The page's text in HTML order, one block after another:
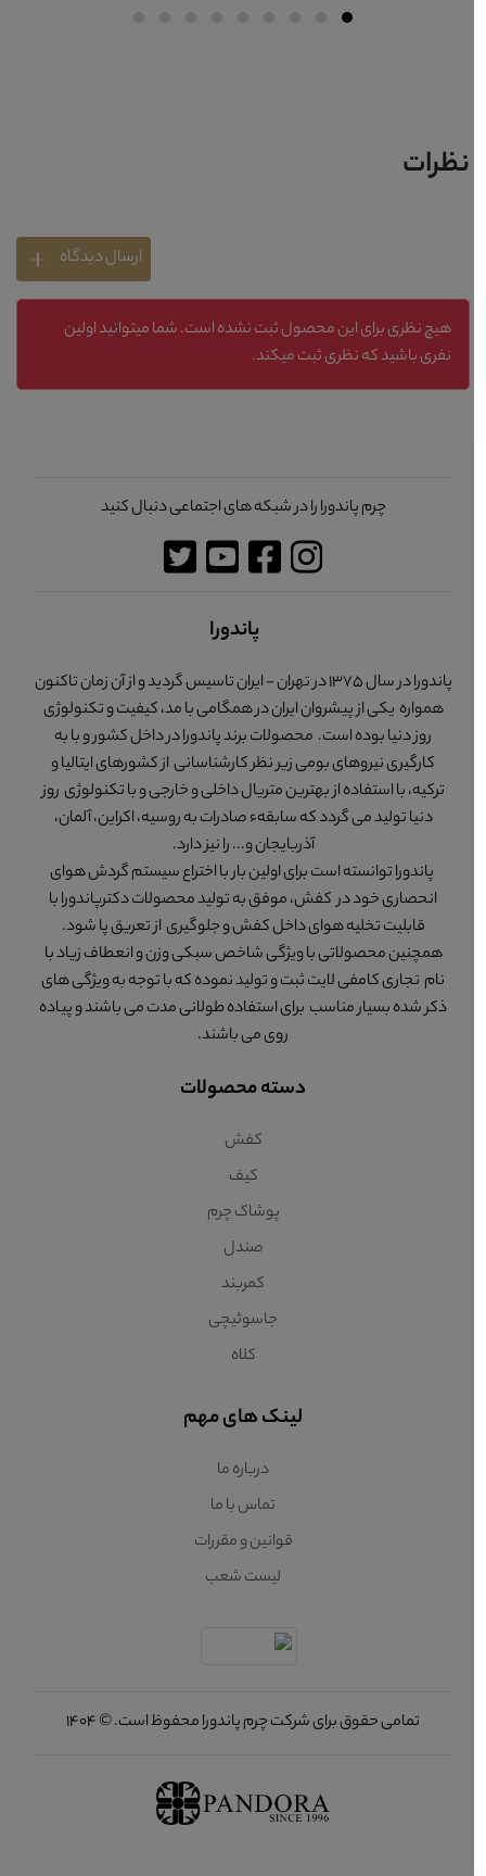
نظرات
ارسال دیدگاه
هیچ نظری برای این محصول ثبت نشده است. شما میتوانید اولین
نفری باشید که نظری ثبت میکند.
چرم پاندورا را در شبکه های اجتماعی دنبال کنید
پاندورا
پاندورا در سال 1375 در تهران - ایران تاسیس گردید و از آن زمان تاکنون
همواره یکی از پیشروان ایران در همگامی با مد، کیفیت و تکنولوژی
روز دنیا بوده است. محصولات برند پاندورا در داخل کشور و با به
کارگیری نیروهای بومی زیر نظر کارشناسانی از کشورهای ایتالیا و
ترکیه، با استفاده از بهترین متریال داخلی و خارجی و با تکنولوژی روز
دنیا تولید می گردد که سابقهء صادرات به روسیه، اکراین، آلمان،
آذربایجان و... را نیز دارد.
پاندورا توانسته است برای اولین بار با اختراع سیستم گردش هوای
انحصاری خود در کفش، موفق به تولید محصولات دکترپاندورا با
قابلیت تخلیه هوای داخل کفش و جلوگیری از تعریق پا شود.
همچنین محصولاتی با ویژگی شاخص سبکی وزن و انعطاف زیاد با
نام تجاری کامفی لایت ثبت و تولید نموده که با توجه به ویژگی های
ذکر شده بسیار مناسب برای استفاده طولانی مدت می باشند و پیاده
روی می باشند.
دسته محصولات
کفش
کیف
پوشاک چرم
صندل
کمربند
جاسوئیچی
کلاه
لینک های مهم
درباره ما
تماس با ما
قوانین و مقررات
لیست شعب
تمامی حقوق برای شرکت چرم پاندورا محفوظ است. © 1404